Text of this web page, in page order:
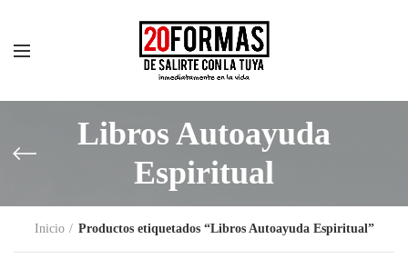
Libros Autoayuda
Espiritual
Inicio Productos etiquetados “Libros Autoayuda Espiritual”